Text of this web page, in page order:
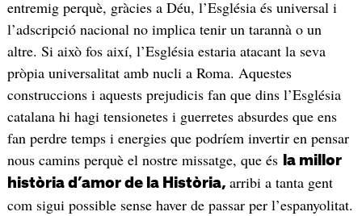
entremig perquè, gràcies a Déu, l’Església és universal i
l’adscripció nacional no implica tenir un tarannà o un
altre. Si això fos així, l’Església estaria atacant la seva
pròpia universalitat amb nucli a Roma. Aquestes
construccions i aquests prejudicis fan que dins l’Església
catalana hi hagi tensionetes i guerretes absurdes que ens
fan perdre temps i energies que podríem invertir en pensar
nous camins perquè el nostre missatge, que és
la millor
història d’amor de la Història, arribi a tanta gent
com sigui possible sense haver de passar per l’espanyolitat.